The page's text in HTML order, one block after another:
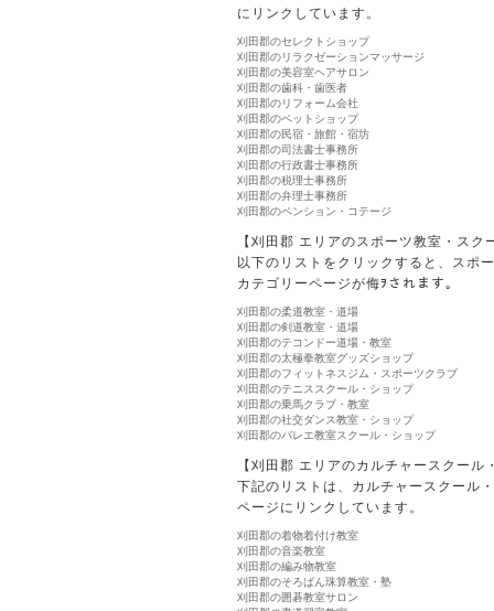
にリンクしています。
刈田郡のセレクトショップ
刈田郡のリラクゼーションマッサージ
刈田郡の美容室ヘアサロン
刈田郡の歯科・歯医者
刈田郡のリフォーム会社
刈田郡のペットショップ
刈田郡の民宿・旅館・宿坊
刈田郡の司法書士事務所
刈田郡の行政書士事務所
刈田郡の税理士事務所
刈田郡の弁理士事務所
刈田郡のペンション・コテージ
【刈田郡 エリアのスポーツ教室・スク
以下のリストをクリックすると、スポ
カテゴリーページが侮ｦされます。
刈田郡の柔道教室・道場
刈田郡の剣道教室・道場
刈田郡のテコンドー道場・教室
刈田郡の太極拳教室グッズショップ
刈田郡のフィットネスジム・スポーツクラブ
刈田郡のテニススクール・ショップ
刈田郡の乗馬クラブ・教室
刈田郡の社交ダンス教室・ショップ
刈田郡のバレエ教室スクール・ショップ
【刈田郡 エリアのカルチャースクール
下記のリストは、カルチャースクール
ページにリンクしています。
刈田郡の着物着付け教室
刈田郡の音楽教室
刈田郡の編み物教室
刈田郡のそろばん珠算教室・塾
刈田郡の囲碁教室サロン